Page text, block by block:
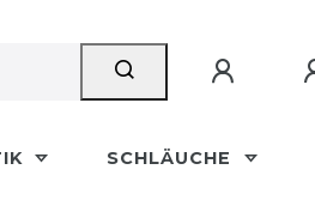
SCHLÄUCHE